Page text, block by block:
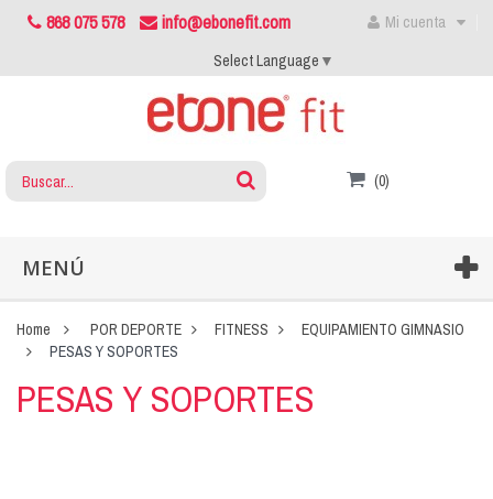
868 075 578 info@ebonefit.com
Mi cuenta
Select Language ▼
(0)
MENÚ
Home POR DEPORTE FITNESS
EQUIPAMIENTO GIMNASIO
PESAS Y SOPORTES
PESAS Y SOPORTES